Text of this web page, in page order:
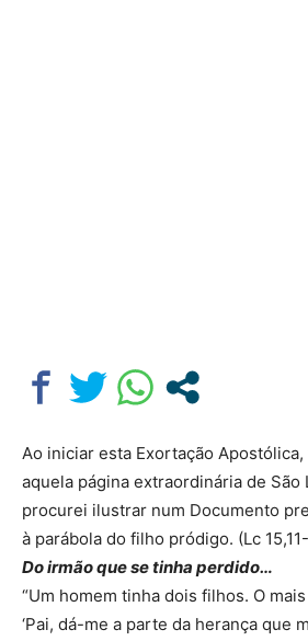
Ao iniciar esta Exortação
aquela página extraordinária de São
procurei ilustrar num Documento
à parábola do filho pródigo. (Lc
Do irmão que se tinha perdido…
“Um homem tinha dois filhos. O
‘Pai, dá-me a parte da herança que